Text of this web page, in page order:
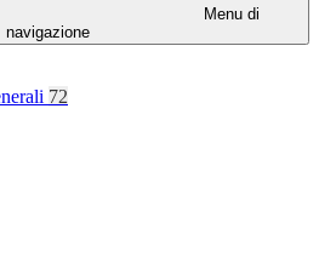
Menu di
navigazione
72